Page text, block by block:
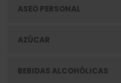
ASEO PERSONAL
AZÚCAR
BEBIDAS ALCOHÓLICAS